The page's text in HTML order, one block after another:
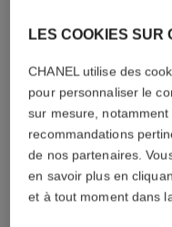
5 diamants taille
Caractéristiques
LES COOKIES SUR
CHANEL utilise des
pour personnaliser le
sur mesure,
recommandations
de nos partenaires.
en savoir plus en
et à tout moment dans